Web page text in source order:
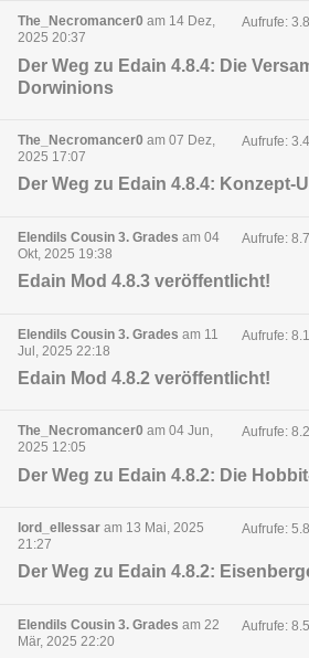
The_Necromancer0 am 14 Dez,
2025 20:37
Aufrufe:
Der Weg zu Edain 4.8.4: Die
Dorwinions
The_Necromancer0 am 07 Dez,
2025 17:07
Aufrufe:
Der Weg zu Edain 4.8.4: Konzept-
Elendils Cousin 3. Grades am 04
Okt, 2025 19:38
Aufrufe:
Edain Mod 4.8.3 veröffentlicht!
Elendils Cousin 3. Grades am 11
Jul, 2025 22:18
Aufrufe:
Edain Mod 4.8.2 veröffentlicht!
The_Necromancer0 am 04 Jun,
2025 12:05
Aufrufe:
Der Weg zu Edain 4.8.2: Die
lord_ellessar am 13 Mai, 2025
21:27
Aufrufe:
Der Weg zu Edain 4.8.2:
Elendils Cousin 3. Grades am 22
Mär, 2025 22:20
Aufrufe: